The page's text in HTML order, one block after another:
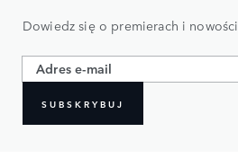
Dowiedz się o premierach i
SUBSKRYBUJ